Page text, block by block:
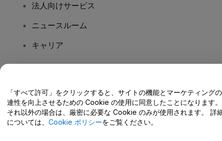
法人向けサービス
ニュースルーム
キャリア
ヘルプセンター / こちらまでご連絡下さい
「すべて許可」をクリックすると、サイトの機能とマーケティング
連性を向上させるための Cookie の使用に同意したことになります。
それ以外の場合は、厳密に必要な Cookie のみが使用されます。 詳
については、 Cookie ポリシーをご覧ください。